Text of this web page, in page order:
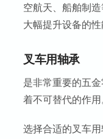
空航天、船舶制
大幅提升设备的性
叉车用轴承
是非常重要的五
着不可替代的作用
选择合适的叉车